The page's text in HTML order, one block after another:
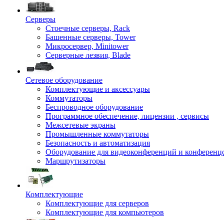
Серверы
Стоечные серверы, Rack
Башенные серверы, Tower
Микросервер, Minitower
Серверные лезвия, Blade
Сетевое оборудование
Комплектующие и аксессуары
Коммутаторы
Беспроводное оборудование
Программное обеспечение, лицензии , сервисы
Межсетевые экраны
Промышленные коммутаторы
Безопасность и автоматизация
Оборудование для видеоконференций и
Маршрутизаторы
Комплектующие
Комплектующие для серверов
Комплектующие для компьютеров